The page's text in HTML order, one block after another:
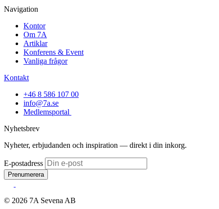
Navigation
Kontor
Om 7A
Artiklar
Konferens & Event
Vanliga frågor
Kontakt
+46 8 586 107 00
info@7a.se
Medlemsportal
Nyhetsbrev
Nyheter, erbjudanden och inspiration — direkt i din inkorg.
E-postadress
Prenumerera
© 2026 7A Sevena AB